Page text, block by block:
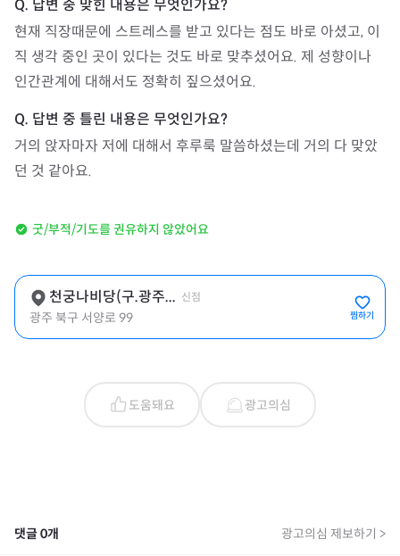
현재 직장때문에 스트레스를 받고 있다는 점도 바로 아셨고, 이
직 생각 중인 곳이 있다는 것도 바로 맞추셨어요. 제 성향이나
인간관계에 대해서도 정확히 짚으셨어요.
거의 앉자마자 저에 대해서 후루룩 말씀하셨는데 거의 다 맞았
던 것 같아요.
굿/부적/기도를 권유하지 않았어요
천궁나비당(구.광주... 신점
광주 북구 서양로 99 찜하기
도움돼요 광고의심
댓글0개 광고의심 제보하기 >